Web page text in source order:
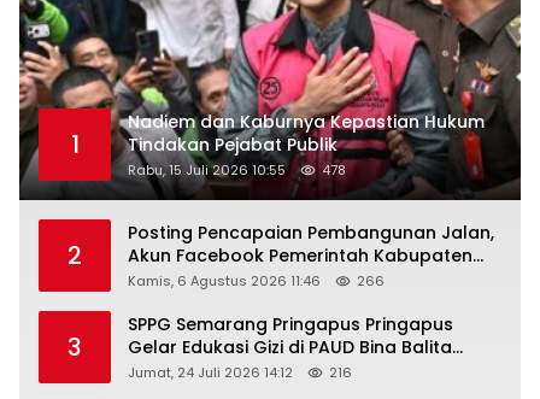
1
Nadiem dan Kaburnya Kepastian Hukum
Tindakan Pejabat Publik
Rabu, 15 Juli 2026 10:55 478
2
Posting Pencapaian Pembangunan Jalan,
Akun Facebook Pemerintah Kabupaten
Rembang “Dirujak” Warganet
Kamis, 6 Agustus 2026 11:46 266
3
SPPG Semarang Pringapus Pringapus
Gelar Edukasi Gizi di PAUD Bina Balita
Peringati Hari Anak Nasional 2026
Jumat, 24 Juli 2026 14:12 216